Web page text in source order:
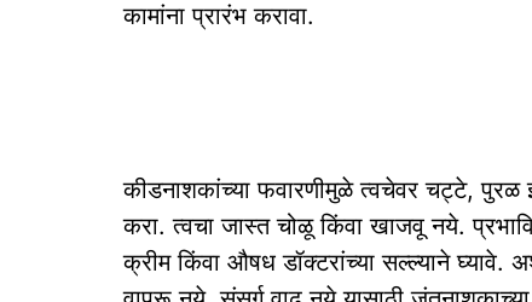
कामांना प्रारंभ करावा.
कीडनाशकांच्या फवारणीमुळे त्वचेवर चट्टे,
करा. त्वचा जास्त चोळू किंवा खाजवू नये.
क्रीम किंवा औषध डॉक्टरांच्या सल्ल्याने घ्यावे.